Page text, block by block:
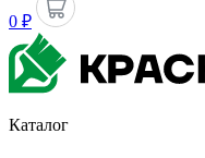
0 ₽
Каталог